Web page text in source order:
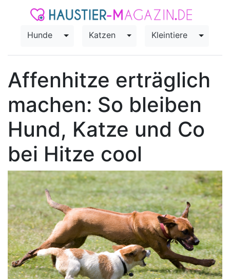
Hunde Toggle Dropdown
Katzen Toggle Dropdown
Kleintiere Toggle
Affenhitze erträglich
machen: So bleiben
Hund, Katze und Co
bei Hitze cool